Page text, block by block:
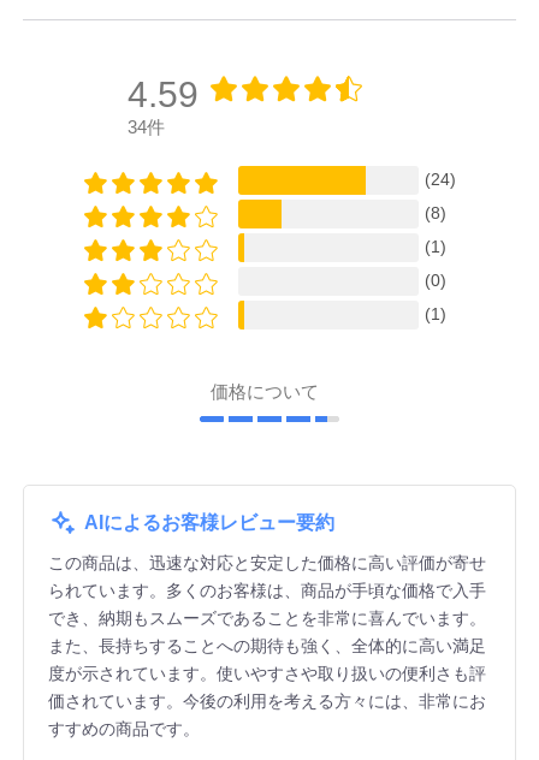
4.59
34件
(24)
(8)
(1)
(0)
(1)
価格について
AIによるお客様レビュー要約
この商品は、迅速な対応と安定した価格に高い評価が寄せ
られています。多くのお客様は、商品が手頃な価格で入手
でき、納期もスムーズであることを非常に喜んでいます。
また、長持ちすることへの期待も強く、全体的に高い満足
度が示されています。使いやすさや取り扱いの便利さも評
価されています。今後の利用を考える方々には、非常にお
すすめの商品です。